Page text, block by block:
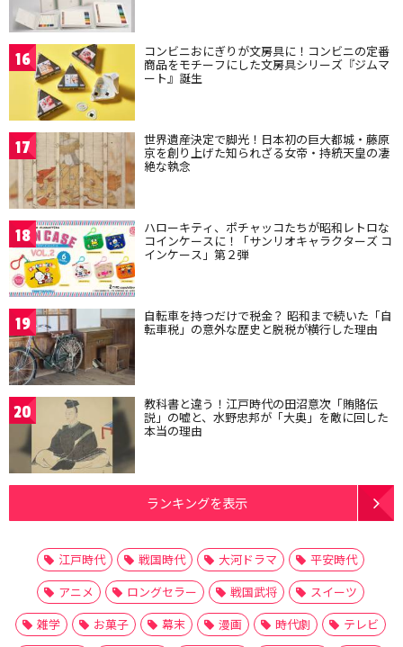
16 コンビニおにぎりが文房具に！コンビニの定番
商品をモチーフにした文房具シリーズ『ジムマ
ート』誕生
17 世界遺産決定で脚光！日本初の巨大都城・藤原
京を創り上げた知られざる女帝・持統天皇の凄
絶な執念
18 ハローキティ、ポチャッコたちが昭和レトロな
コインケースに！「サンリオキャラクターズ コ
インケース」第２弾
19 自転車を持つだけで税金？ 昭和まで続いた「自
転車税」の意外な歴史と脱税が横行した理由
20 教科書と違う！江戸時代の田沼意次「賄賂伝
説」の嘘と、水野忠邦が「大奥」を敵に回した
本当の理由
ランキングを表示
江戸時代 戦国時代 大河ドラマ
平安時代
アニメ
ロングセラー 戦国武将
スイーツ
雑学
お菓子 幕末 漫画 時代劇
テレビ